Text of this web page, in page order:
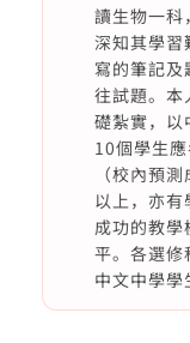
讀生物一科
深知其學習
寫的筆記及
往試題。本
礎紮實，以
10個學生
（校內預
以上，亦
成功的教
平。各選修
中文中學學